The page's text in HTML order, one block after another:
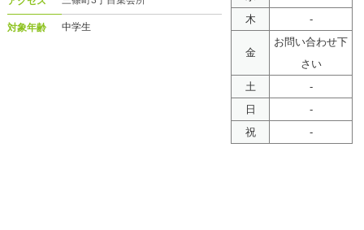
対象年齢 中学生
木
-
金
お問い合わせ下
さい
土
-
日
-
祝
-